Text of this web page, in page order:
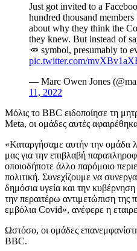
Just got invited to a
hundred thousand
about why they think the
they knew. But instead of
🥕 symbol, presumably to
pic.twitter.com/
— Marc Owen Jones
11, 2022
Μόλις το BBC ειδοποίησε τη
Meta, οι ομάδες αυτές
«Καταργήσαμε αυτήν την ομάδα
μας για την επιβλαβή
οποιοδήποτε άλλο παρόμοιο
πολιτική. Συνεχίζουμε να
δημόσια υγεία και την
την περαιτέρω αντιμετώπιση της
εμβόλια Covid», ανέφερε η
Ωστόσο, οι ομάδες
BBC.